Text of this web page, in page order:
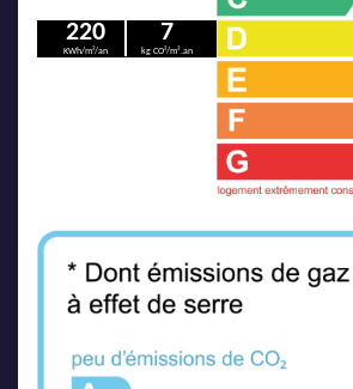
220
KWh/m²/an
7
kg CO²/m².an